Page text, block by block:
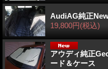
AudiAG純正
19,800円(税込)
アウディ純正
ード＆ケース